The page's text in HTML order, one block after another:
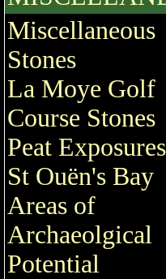
Miscellaneous
Stones
La Moye Golf
Course Stones
Peat
St Ouën's Bay
Areas of
Archaeolgical
Potential